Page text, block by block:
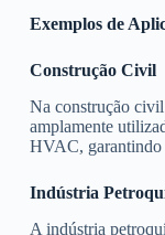
Exemplos de
Construção Civil
Na construção
amplamente
HVAC, garantindo
Indústria
A indústria